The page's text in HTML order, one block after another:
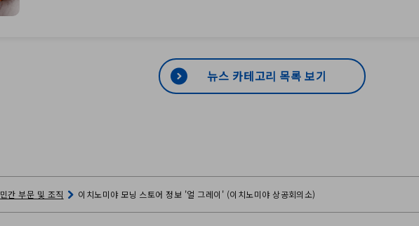
뉴스 카테고리 목록 보기
민간 부문 및 조직 이치노미야 모닝 스토어 정보 '얼 그레이' (이치노미야 상공회의소)